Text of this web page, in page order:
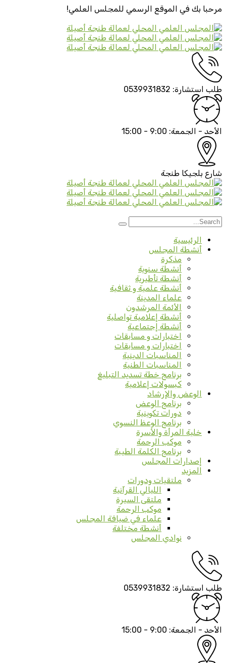
مرحبا بك في الموقع الرسمي للمجلس العلمي!
طلب استشارة: 0539931832
الأحد - الجمعة: 9:00 - 15:00
شارع بلجيكا طنجة
الرئيسية
أنشطة المجلس
مذكرة
أنشطة سنوية
أنشطة تأطيرية
أنشطة علمية و ثقافية
علماء المدينة
الأئمة المرشدون
أنشطة إعلامية تواصلية
أنشطة إجتماعية
اختبارات و مسابقات
اختبارات و مسابقات
المناسبات الدينية
المناسبات الطنية
برنامج خطة تسديد التبليغ
كبسولات إعلامية
الوعض والإرشاد
برنامج الوعض
دورات تكوينية
برنامج الوعظ النسوي
خلية المرأة والأسرة
موكب الرحمة
برنامج الكلمة الطيبة
إصدارات المجلس
المزيد
ملتقيات ودورات
الليالي القرآنية
ملتقى السيرة
موكب الرحمة
علماء في ضيافة المجلس
أنشطة مختلفة
نوادي المجلس
طلب استشارة: 0539931832
الأحد - الجمعة: 9:00 - 15:00